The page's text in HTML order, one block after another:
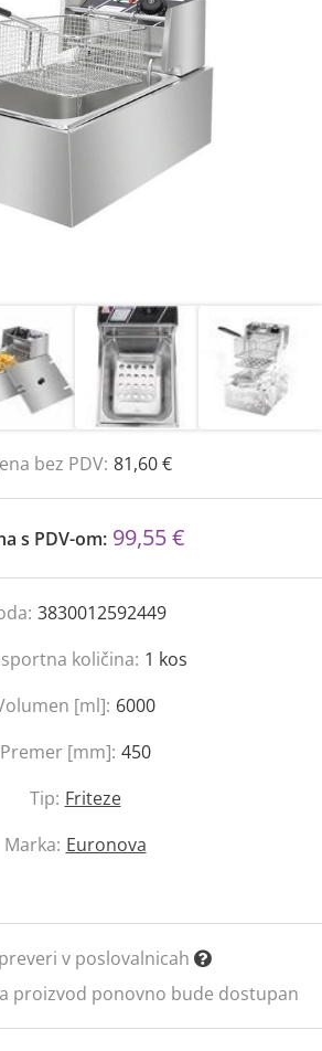
bez PDV: 81,60 €
s PDV-om: 99,55 €
3830012592449
količina: 1 kos
[ml]: 6000
Premer [mm]: 450
Tip: Friteze
Marka: Euronova
preveri v poslovalnicah
proizvod ponovno bude dostupan